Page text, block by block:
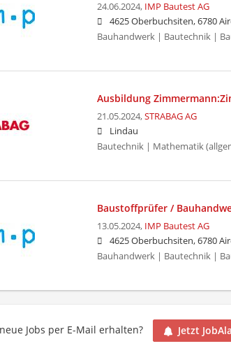
24.06.2024, IMP Bautest AG
4625 Oberbuchsiten, 6780
Bauhandwerk | Bautechnik |
Ausbildung
21.05.2024,STRABAG AG
Lindau
Bautechnik | Mathematik
Baustoffprüfer /
13.05.2024, IMP Bautest AG
4625 Oberbuchsiten, 6780
Bauhandwerk | Bautechnik |
Jobs per E-Mail erhalten? Jetzt